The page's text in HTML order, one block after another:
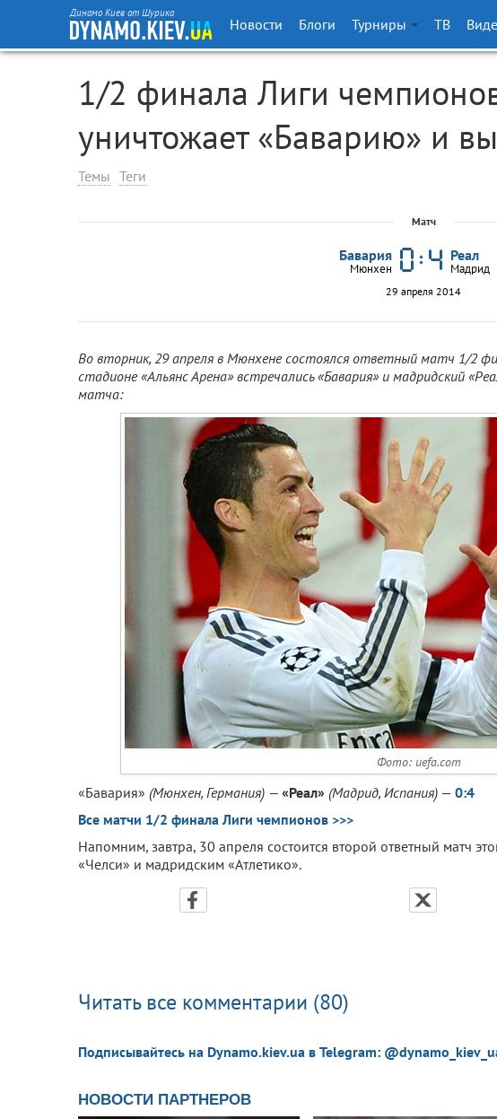
Динамо Киев от Шурика
Новости Блоги Турниры ТВ
1/2 финала Лиги
уничтожает «Баварию» и
Темы Теги
Матч
Бавария
Мюнхен
Реал
Мадрид
29 апреля 2014
Во вторник, 29 апреля в Мюнхене состоялся ответный матч 1/2
стадионе «Альянс Арена» встречались «Бавария» и мадридский
матча:
Фото: uefa.com
«Бавария» (Мюнхен, Германия) — «Реал» (Мадрид, Испания) — 0:4
Все матчи 1/2 финала Лиги чемпионов >>>
Напомним, завтра, 30 апреля состоится второй ответный матч
«Челси» и мадридским «Атлетико».
Читать все комментарии (80)
Подписывайтесь на Dynamo.kiev.ua в Telegram: